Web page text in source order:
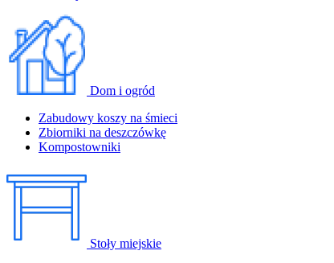
Dom i ogród
Zabudowy koszy na śmieci
Zbiorniki na deszczówkę
Kompostowniki
Stoły miejskie